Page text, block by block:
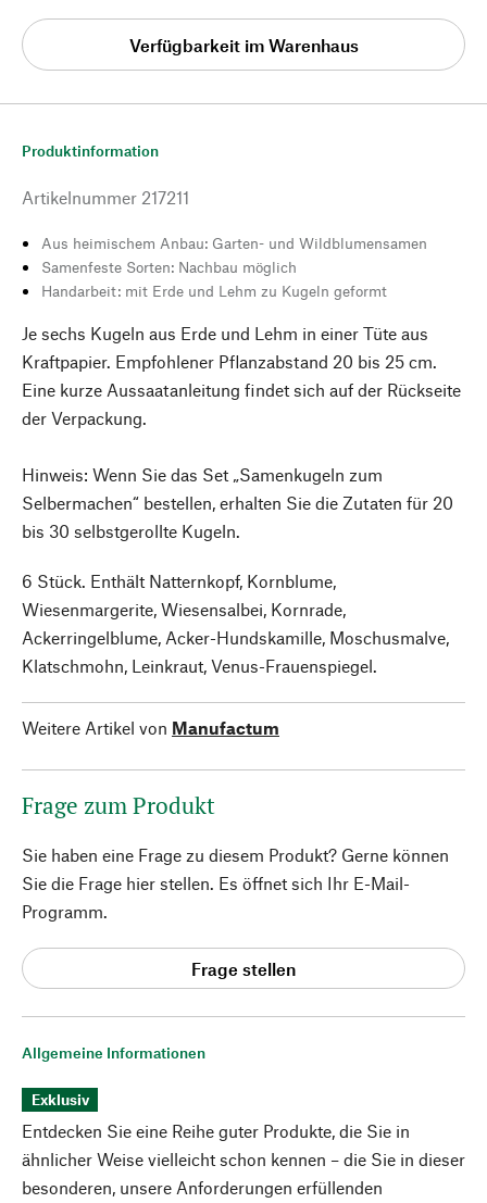
Verfügbarkeit im Warenhaus
Allgemeine Informationen
Exklusiv
Entdecken Sie eine Reihe guter Produkte, die Sie in
ähnlicher Weise vielleicht schon kennen – die Sie in dieser
besonderen, unsere Anforderungen erfüllenden
Produktinformation
Artikelnummer 217211
Aus heimischem Anbau: Garten- und Wildblumensamen
Samenfeste Sorten: Nachbau möglich
Handarbeit: mit Erde und Lehm zu Kugeln geformt
Je sechs Kugeln aus Erde und Lehm in einer Tüte aus
Kraftpapier. Empfohlener Pflanzabstand 20 bis 25 cm.
Eine kurze Aussaatanleitung findet sich auf der Rückseite
der Verpackung.
Hinweis: Wenn Sie das Set „Samenkugeln zum
Selbermachen“ bestellen, erhalten Sie die Zutaten für 20
bis 30 selbstgerollte Kugeln.
6 Stück. Enthält Natternkopf, Kornblume,
Wiesenmargerite, Wiesensalbei, Kornrade,
Ackerringelblume, Acker-Hundskamille, Moschusmalve,
Klatschmohn, Leinkraut, Venus-Frauenspiegel.
Weitere Artikel von Manufactum
Frage zum Produkt
Sie haben eine Frage zu diesem Produkt? Gerne können
Sie die Frage hier stellen. Es öffnet sich Ihr E-Mail-
Programm.
Frage stellen